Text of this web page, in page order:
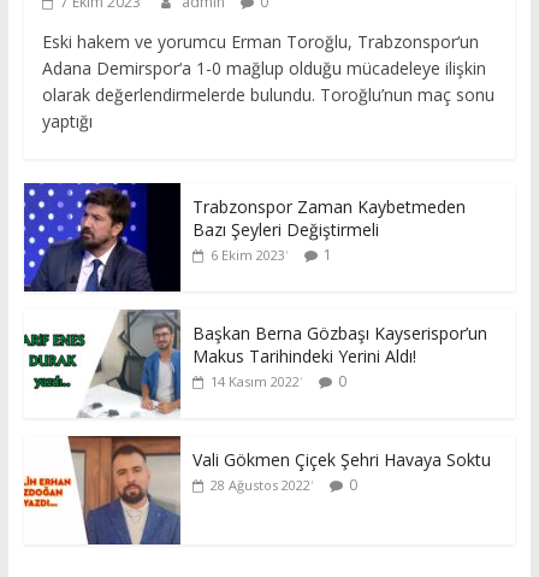
Eski hakem ve yorumcu Erman Toroğlu, Trabzonspor‘un
Adana Demirspor‘a 1-0 mağlup olduğu mücadeleye ilişkin
olarak değerlendirmelerde bulundu. Toroğlu’nun maç sonu
yaptığı
Trabzonspor Zaman Kaybetmeden
Bazı Şeyleri Değiştirmeli
6 Ekim 2023 1
Başkan Berna Gözbaşı Kayserispor’un
Makus Tarihindeki Yerini Aldı!
14 Kasım 2022 0
Vali Gökmen Çiçek Şehri Havaya Soktu
28 Ağustos 2022 0